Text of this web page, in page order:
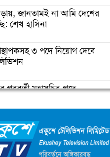
জানতামই না আমি দেশের
শেখ হাসিনা
৩ পদে নিয়োগ দেবে
পরবর্তী মহাসচিব পদে
নিয়োগ দিচ্ছে একুশে